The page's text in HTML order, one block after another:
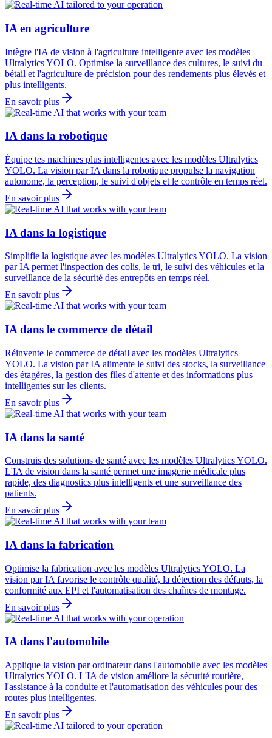
IA en agriculture
Intègre l'IA de vision à l'agriculture intelligente avec les modèles
Ultralytics YOLO. Optimise la surveillance des cultures, le suivi du
bétail et l'agriculture de précision pour des rendements plus élevés et
plus intelligents.
En savoir plus
IA dans la robotique
Équipe tes machines plus intelligentes avec les modèles Ultralytics
YOLO. La vision par IA dans la robotique propulse la navigation
autonome, la perception, le suivi d'objets et le contrôle en temps réel.
En savoir plus
IA dans la logistique
Simplifie la logistique avec les modèles Ultralytics YOLO. La vision
par IA permet l'inspection des colis, le tri, le suivi des véhicules et la
surveillance de la sécurité des entrepôts en temps réel.
En savoir plus
IA dans le commerce de détail
Réinvente le commerce de détail avec les modèles Ultralytics
YOLO. La vision par IA alimente le suivi des stocks, la surveillance
des étagères, la gestion des files d'attente et des informations plus
intelligentes sur les clients.
En savoir plus
IA dans la santé
Construis des solutions de santé avec les modèles Ultralytics YOLO.
L'IA de vision dans la santé permet une imagerie médicale plus
rapide, des diagnostics plus intelligents et une surveillance des
patients.
En savoir plus
IA dans la fabrication
Optimise la fabrication avec les modèles Ultralytics YOLO. La
vision par IA favorise le contrôle qualité, la détection des défauts, la
conformité aux EPI et l'automatisation des chaînes de montage.
En savoir plus
IA dans l'automobile
Applique la vision par ordinateur dans l'automobile avec les modèles
Ultralytics YOLO. L'IA de vision améliore la sécurité routière,
l'assistance à la conduite et l'automatisation des véhicules pour des
routes plus intelligentes.
En savoir plus